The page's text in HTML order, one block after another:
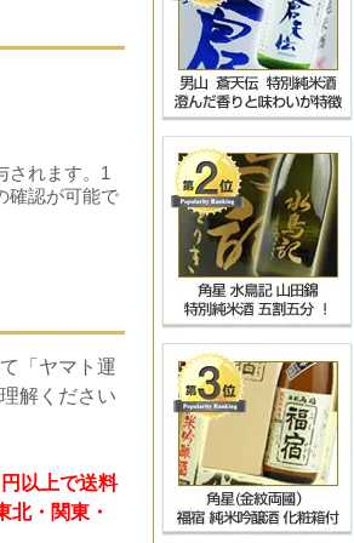
されます。1
確認が可能で
「ヤマト運
解ください
以上で送料
・関東・